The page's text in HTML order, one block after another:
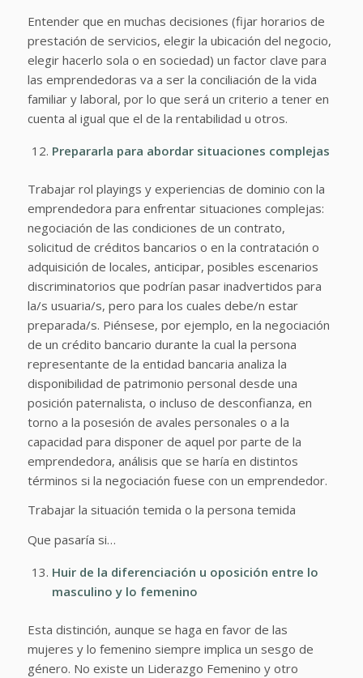
Entender que en muchas decisiones (fijar horarios de
prestación de servicios, elegir la ubicación del negocio,
elegir hacerlo sola o en sociedad) un factor clave para
las emprendedoras va a ser la conciliación de la vida
familiar y laboral, por lo que será un criterio a tener en
cuenta al igual que el de la rentabilidad u otros.
Prepararla para abordar situaciones complejas
Trabajar rol playings y experiencias de dominio con la
emprendedora para enfrentar situaciones complejas:
negociación de las condiciones de un contrato,
solicitud de créditos bancarios o en la contratación o
adquisición de locales, anticipar, posibles escenarios
discriminatorios que podrían pasar inadvertidos para
la/s usuaria/s, pero para los cuales debe/n estar
preparada/s. Piénsese, por ejemplo, en la negociación
de un crédito bancario durante la cual la persona
representante de la entidad bancaria analiza la
disponibilidad de patrimonio personal desde una
posición paternalista, o incluso de desconfianza, en
torno a la posesión de avales personales o a la
capacidad para disponer de aquel por parte de la
emprendedora, análisis que se haría en distintos
términos si la negociación fuese con un emprendedor.
Trabajar la situación temida o la persona temida
Que pasaría si…
Huir de la diferenciación u oposición entre lo
masculino y lo femenino
Esta distinción, aunque se haga en favor de las
mujeres y lo femenino siempre implica un sesgo de
género. No existe un Liderazgo Femenino y otro